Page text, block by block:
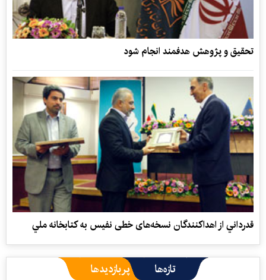
تحقيق و پژوهش هدفمند انجام شود
قدرداني از اهداکنندگان نسخه‌های خطی نفیس به كتابخانه ملي
تازه‌ها پربازدیدها